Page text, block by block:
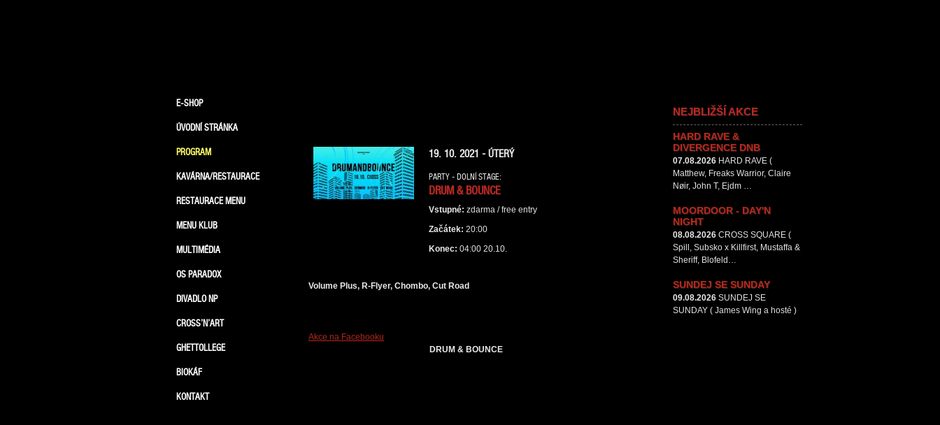
E-SHOP
ÚVODNÍ STRÁNKA
PROGRAM
KAVÁRNA/RESTAURACE
RESTAURACE MENU
MENU KLUB
MULTIMÉDIA
OS PARADOX
DIVADLO NP
CROSS’N’ART
GHETTOLLEGE
BIOKÁF
KONTAKT
19. 10. 2021 - ÚTERÝ
PARTY - DOLNÍ STAGE:
DRUM & BOUNCE
Vstupné: zdarma / free entry
Začátek: 20:00
Konec: 04:00 20.10.
Volume Plus, R-Flyer, Chombo, Cut Road
Akce na Facebooku
DRUM & BOUNCE
NEJBLIŽŠÍ AKCE
HARD RAVE &
DIVERGENCE DNB
07.08.2026 HARD RAVE (
Matthew, Freaks Warrior, Claire
Nøir, John T, Ejdm …
MOORDOOR - DAY'N
NIGHT
08.08.2026 CROSS SQUARE (
Spill, Subsko x Killfirst, Mustaffa &
Sheriff, Blofeld…
SUNDEJ SE SUNDAY
09.08.2026 SUNDEJ SE
SUNDAY ( James Wing a hosté )